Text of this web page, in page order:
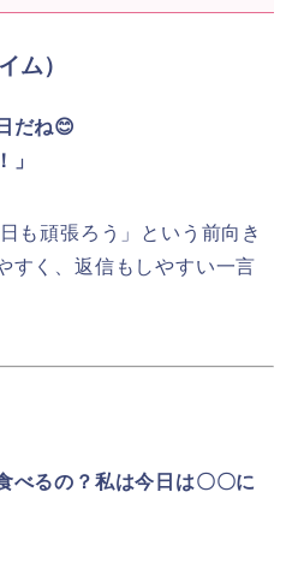
ム）
だね😊
」
も頑張ろう」という前向き
すく、返信もしやすい一言
べるの？私は今日は〇〇に